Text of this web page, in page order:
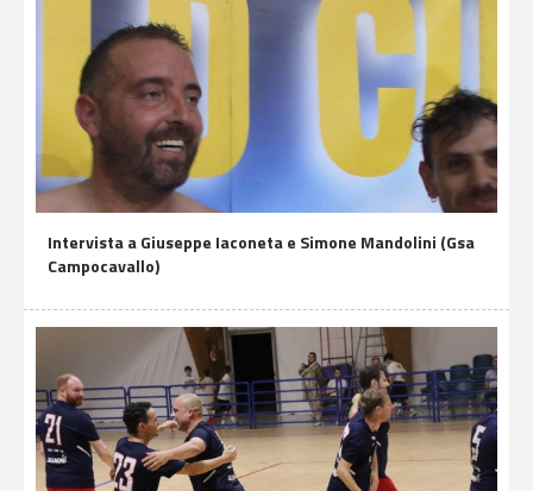
Intervista a Giuseppe Iaconeta e Simone Mandolini (Gsa
Campocavallo)